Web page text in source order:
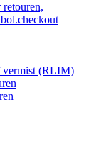
vermist (RLIM)